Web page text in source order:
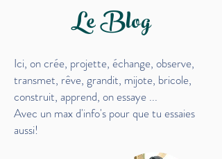
Le Blog
Ici, on crée, projette, échange, observe,
transmet, rêve, grandit, mijote, bricole,
construit, apprend, on essaye ...
Avec un max d'info's pour que tu essaies
aussi!